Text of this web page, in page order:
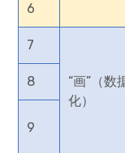
6
7
“画”（数
化）
8
9